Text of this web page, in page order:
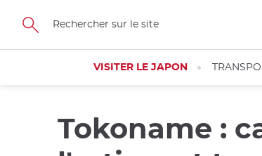
Skip
main
VISITER LE JAPON
Tokoname :